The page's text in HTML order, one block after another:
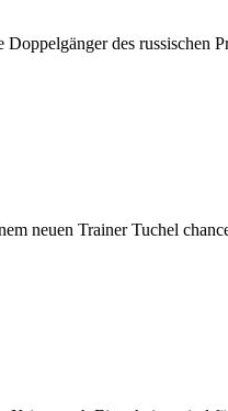
des russischen
neuen Trainer Tuchel